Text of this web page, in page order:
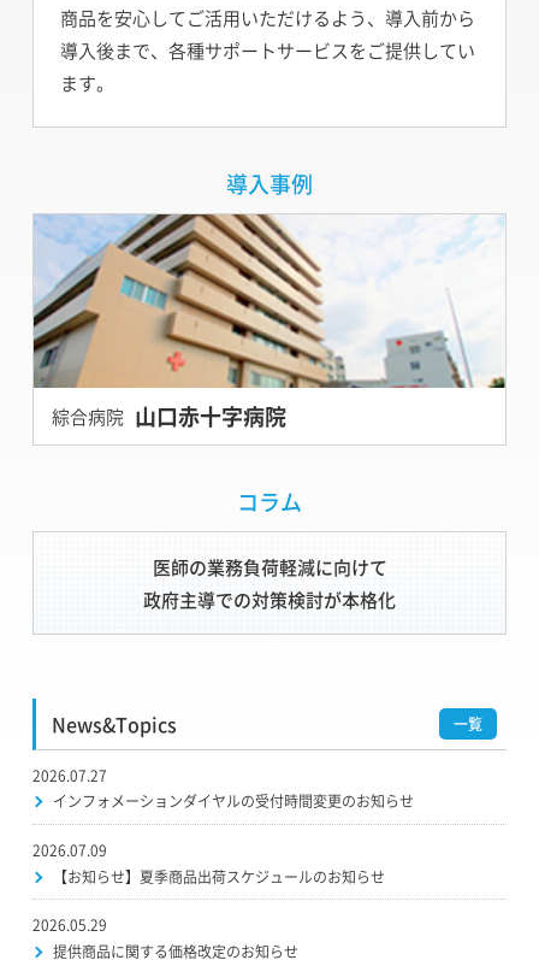
商品を安心してご活用いただけるよう、導入前から
導入後まで、各種サポートサービスをご提供してい
ます。
導入事例
綜合病院 山口赤十字病院
コラム
医師の業務負荷軽減に向けて
政府主導での対策検討が本格化
News&Topics 一覧
2026.07.27
インフォメーションダイヤルの受付時間変更のお知らせ
2026.07.09
【お知らせ】夏季商品出荷スケジュールのお知らせ
2026.05.29
提供商品に関する価格改定のお知らせ